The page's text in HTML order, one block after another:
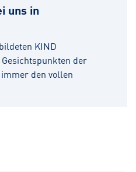
uns in
KIND
der
den vollen